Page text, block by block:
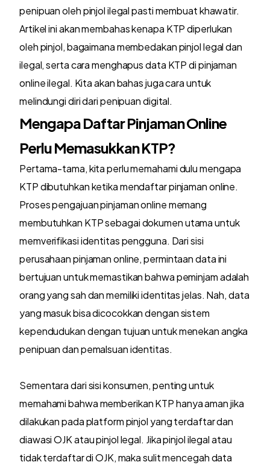
penipuan oleh pinjol ilegal pasti membuat khawatir.
Artikel ini akan membahas kenapa KTP diperlukan
oleh pinjol, bagaimana membedakan pinjol legal dan
ilegal, serta cara menghapus data KTP di pinjaman
online ilegal. Kita akan bahas juga cara untuk
melindungi diri dari penipuan digital.
Mengapa Daftar Pinjaman Online
Perlu Memasukkan KTP?
Pertama-tama, kita perlu memahami dulu mengapa
KTP dibutuhkan ketika mendaftar pinjaman online.
Proses pengajuan pinjaman online memang
membutuhkan KTP sebagai dokumen utama untuk
memverifikasi identitas pengguna. Dari sisi
perusahaan pinjaman online, permintaan data ini
bertujuan untuk memastikan bahwa peminjam adalah
orang yang sah dan memiliki identitas jelas. Nah, data
yang masuk bisa dicocokkan dengan sistem
kependudukan dengan tujuan untuk menekan angka
penipuan dan pemalsuan identitas.
Sementara dari sisi konsumen, penting untuk
memahami bahwa memberikan KTP hanya aman jika
dilakukan pada platform pinjol yang terdaftar dan
diawasi OJK atau pinjol legal. Jika pinjol ilegal atau
tidak terdaftar di OJK, maka sulit mencegah data